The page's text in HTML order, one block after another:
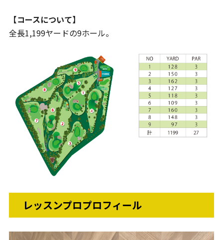
【コースについて】
全長1,199ヤードの9ホール。
レッスンプロプロフィール